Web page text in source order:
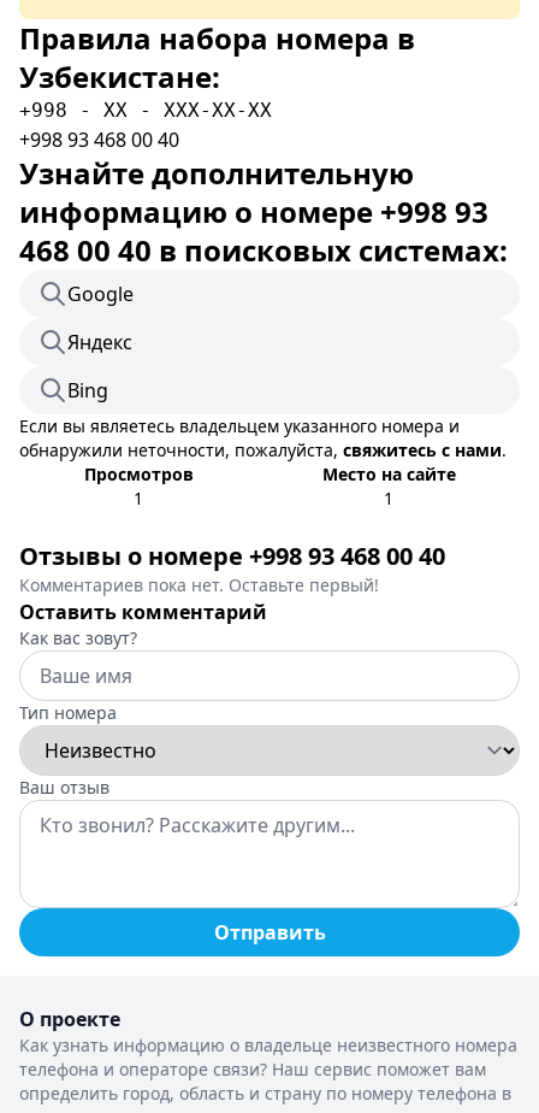
Правила набора номера в
Узбекистане:
+998 - XX - XXX-XX-XX
+998 93 468 00 40
Узнайте дополнительную
информацию о номере +998 93
468 00 40 в поисковых системах:
Google
Яндекс
Bing
Если вы являетесь владельцем указанного номера и
обнаружили неточности, пожалуйста, свяжитесь с нами.
Просмотров
1
Место на сайте
1
Отзывы о номере +998 93 468 00 40
Комментариев пока нет. Оставьте первый!
Оставить комментарий
Как вас зовут?
Тип номера
Ваш отзыв
Отправить
О проекте
Как узнать информацию о владельце неизвестного номера
телефона и операторе связи? Наш сервис поможет вам
определить город, область и страну по номеру телефона в